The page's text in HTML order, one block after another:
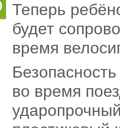
Теперь
будет
время
во время